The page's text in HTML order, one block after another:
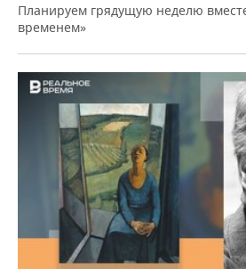
Планируем грядущую неделю
временем»